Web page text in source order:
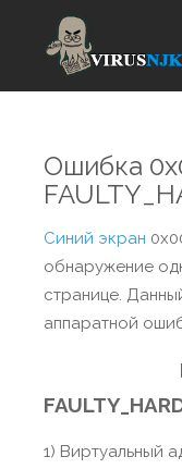
Ошибка
Синий экран
обнаружение
странице.
аппаратной
1) Виртуальный